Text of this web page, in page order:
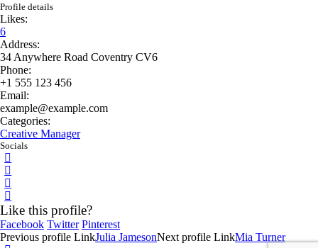
Profile details
Likes:
6
Address:
34 Anywhere Road Coventry CV6
Phone:
+1 555 123 456
Email:
example@example.com
Categories:
Creative Manager
Socials
Like this profile?
Facebook Twitter Pinterest
Previous profile LinkJulia JamesonNext profile LinkMia Turner